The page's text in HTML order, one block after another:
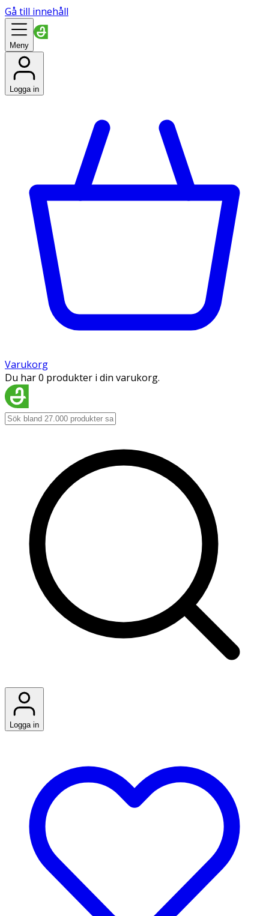
Gå till innehåll
Meny
Logga in
Varukorg
Du har 0 produkter i din varukorg.
Logga in